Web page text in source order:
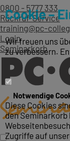
0800 - 5777 333
Rückruf-Service
training@pc-
Login
Seminarkorb
Cookie –
Wir freuen uns
zu verbessern.
Notwendige
Diese Cookies
den Seminarkorb
Zugriffe auf